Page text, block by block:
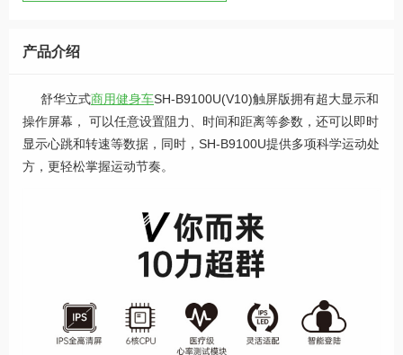
产品介绍
舒华立式商用健身车SH-B9100U(V10)触屏版拥有超大显示和
操作屏幕， 可以任意设置阻力、时间和距离等参数，还可以即时
显示心跳和转速等数据，同时，SH-B9100U提供多项科学运动处
方，更轻松掌握运动节奏。